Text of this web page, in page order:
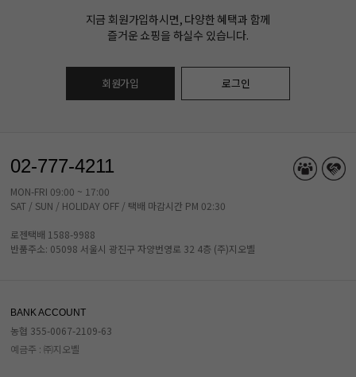
지금 회원가입하시면, 다양한 혜택과 함께
즐거운 쇼핑을 하실수 있습니다.
회원가입 로그인
02-777-4211
MON-FRI 09:00 ~ 17:00
SAT / SUN / HOLIDAY OFF / 택배 마감시간 PM 02:30
로젠택배 1588-9988
반품주소: 05098 서울시 광진구 자양번영로 32 4층 (주)지오벨
BANK ACCOUNT
농협 355-0067-2109-63
예금주 : ㈜지오벨